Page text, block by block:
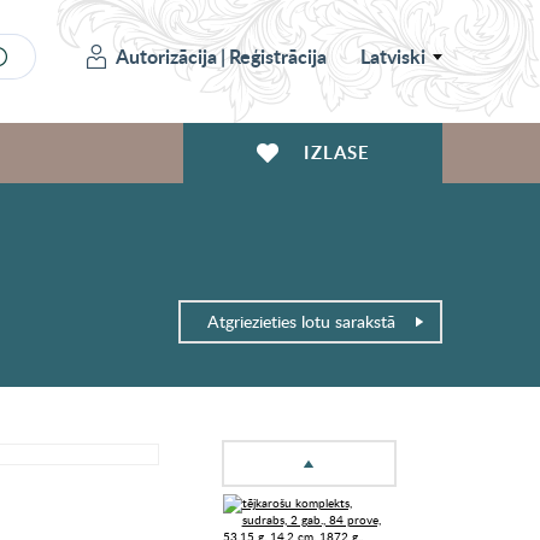
Autorizācija|Reģistrācija Latviski
IZLASE
Atgriezieties lotu sarakstā